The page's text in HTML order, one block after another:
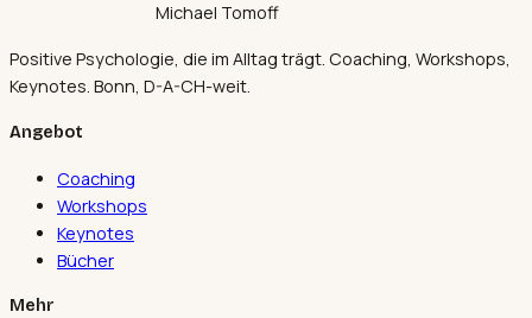
Michael Tomoff
Positive Psychologie, die im Alltag trägt. Coaching, Workshops,
Keynotes. Bonn, D-A-CH-weit.
Angebot
Coaching
Workshops
Keynotes
Bücher
Mehr